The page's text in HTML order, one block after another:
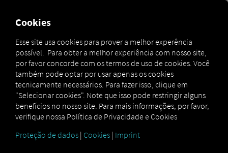
Contratar agora
VOLKS|TOTAL PLUS
O Volks|Total Plus oferece previsibilidade de
gastos com revisões periódicas, manutenções
corretivas ampliadas e foco em aplicações
severas. O cuidado que você precisa para sua
Cookies
Esse site usa cookies para prover a melhor experência
possível. Para obter a melhor experiência com nosso site,
por favor concorde com os termos de uso de cookies. Você
também pode optar por usar apenas os cookies
tecnicamente necessários. Para fazer isso, clique em
"Selecionar cookies". Note que isso pode restringir alguns
benefícios no nosso site. Para mais informações, por favor,
verifique nossa Política de Privacidade e Cookies
Proteção de dados | Cookies | Imprint